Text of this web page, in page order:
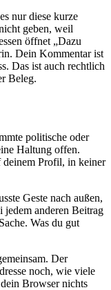
nur diese kurze
geben, weil
öffnet „Dazu
Dein Kommentar ist
Das ist auch rechtlich
Beleg.
politische oder
Haltung offen.
deinem Profil, in keiner
Geste nach außen,
jedem anderen Beitrag
Was du gut
Der
noch, wie viele
Browser nichts